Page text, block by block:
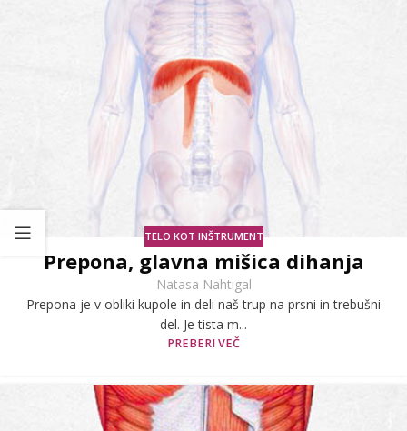
TELO KOT INŠTRUMENT
Prepona, glavna mišica dihanja
Natasa Nahtigal
Prepona je v obliki kupole in deli naš trup na prsni in trebušni
del. Je tista m...
PREBERI VEČ